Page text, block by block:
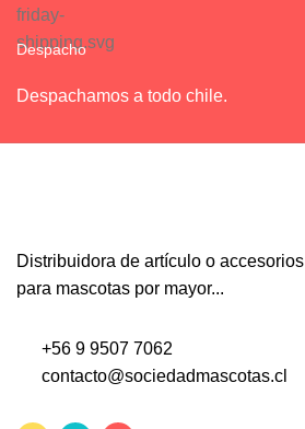
Despacho
Despachamos a todo chile.
Distribuidora de artículo o accesorios
para mascotas por mayor...
+56 9 9507 7062
contacto@sociedadmascotas.cl